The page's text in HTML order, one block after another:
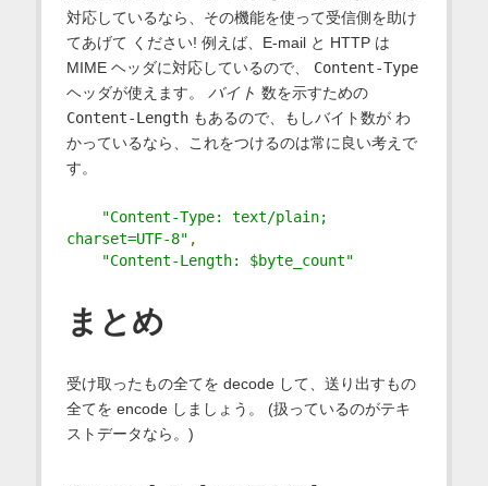
対応しているなら、その機能を使って受信側を助け
てあげて ください! 例えば、E-mail と HTTP は
MIME ヘッダに対応しているので、 Content-Type
ヘッダが使えます。 バイト 数を示すための
Content-Lengthもあるので、もしバイト数が わ
かっているなら、これをつけるのは常に良い考えで
す。
"Content-Type: text/plain;
charset=UTF-8" ,
"Content-Length: $byte_count"
まとめ
受け取ったもの全てを decode して、送り出すもの
全てを encode しましょう。 (扱っているのがテキ
ストデータなら。)